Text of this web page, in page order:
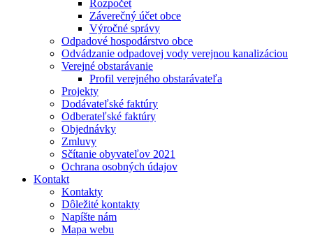
Rozpočet
Záverečný účet obce
Výročné správy
Odpadové hospodárstvo obce
Odvádzanie odpadovej vody verejnou kanalizáciou
Verejné obstarávanie
Profil verejného obstarávateľa
Projekty
Dodávateľské faktúry
Odberateľské faktúry
Objednávky
Zmluvy
Sčítanie obyvateľov 2021
Ochrana osobných údajov
Kontakt
Kontakty
Dôležité kontakty
Napíšte nám
Mapa webu